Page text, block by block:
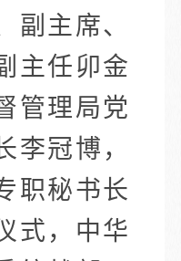
副主席、
主任卯金
管理局党
李冠博，
职秘书长
式，中华